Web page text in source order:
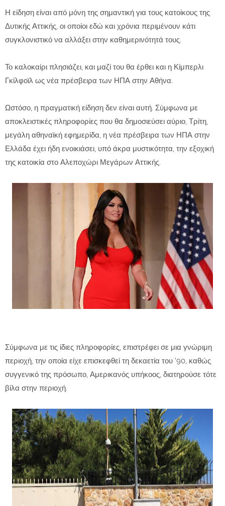
Η είδηση είναι από μόνη της σημαντική για τους κατοίκους της
Δυτικής Αττικής, οι οποίοι εδώ και χρόνια περιμένουν κάτι
συγκλονιστικό να αλλάξει στην καθημερινότητά τους.
Το καλοκαίρι πλησιάζει, και μαζί του θα έρθει και η Κίμπερλι
Γκίλφοϊλ ως νέα πρέσβειρα των ΗΠΑ στην Αθήνα.
Ωστόσο, η πραγματική είδηση δεν είναι αυτή. Σύμφωνα με
αποκλειστικές πληροφορίες που θα δημοσιεύσει αύριο, Τρίτη,
μεγάλη αθηναϊκή εφημερίδα, η νέα πρέσβειρα των ΗΠΑ στην
Ελλάδα έχει ήδη ενοικιάσει, υπό άκρα μυστικότητα, την εξοχική
της κατοικία στο Αλεποχώρι Μεγάρων Αττικής.
Σύμφωνα με τις ίδιες πληροφορίες, επιστρέφει σε μια γνώριμη
περιοχή, την οποία είχε επισκεφθεί τη δεκαετία του '90, καθώς
συγγενικό της πρόσωπο, Αμερικανός υπήκοος, διατηρούσε τότε
βίλα στην περιοχή.